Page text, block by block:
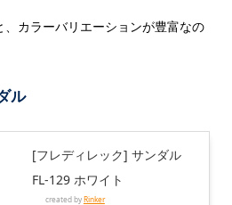
カラーバリエーションが豊富なの
ル
[フレディレック] サンダル
FL-129 ホワイト
created byRinker